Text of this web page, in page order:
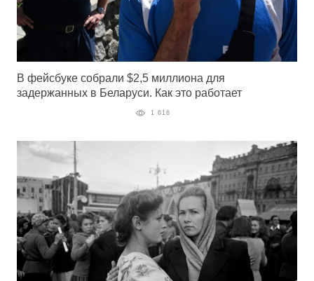
В фейсбуке собрали $2,5 миллиона для
задержанных в Беларуси. Как это работает
1 616